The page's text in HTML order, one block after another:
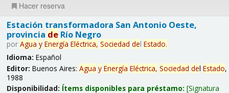
Hacer reserva
Estación transformadora San Antonio Oeste,
provincia deRío Negro
por Agua y Energía Eléctrica, Sociedad del Estado.
Idioma: Español
Editor: Buenos Aires: Agua y Energía Eléctrica, Sociedad del Estado,
1988
Disponibilidad: Ítems disponibles para préstamo: Signatura